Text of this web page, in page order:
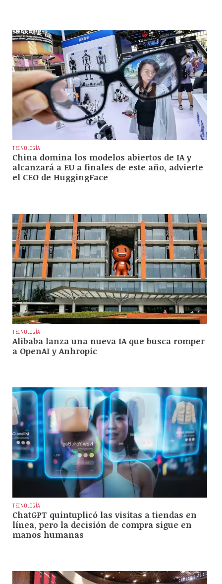
TECNOLOGÍA
China domina los modelos abiertos de IA y
alcanzará a EU a finales de este año, advierte
el CEO de HuggingFace
TECNOLOGÍA
Alibaba lanza una nueva IA que busca romper
a OpenAI y Anhropic
TECNOLOGÍA
ChatGPT quintuplicó las visitas a tiendas en
línea, pero la decisión de compra sigue en
manos humanas